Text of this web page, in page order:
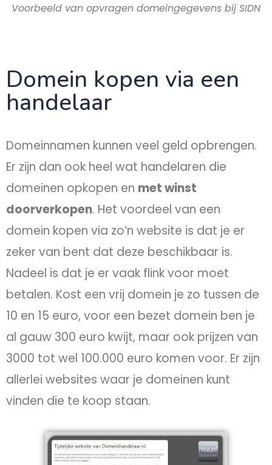
Voorbeeld van opvragen domeingegevens bij SIDN
Domein kopen via een
handelaar
Domeinnamen kunnen veel geld opbrengen.
Er zijn dan ook heel wat handelaren die
domeinen opkopen en met winst
doorverkopen. Het voordeel van een
domein kopen via zo’n website is dat je er
zeker van bent dat deze beschikbaar is.
Nadeel is dat je er vaak flink voor moet
betalen. Kost een vrij domein je zo tussen de
10 en 15 euro, voor een bezet domein ben je
al gauw 300 euro kwijt, maar ook prijzen van
3000 tot wel 100.000 euro komen voor. Er zijn
allerlei websites waar je domeinen kunt
vinden die te koop staan.